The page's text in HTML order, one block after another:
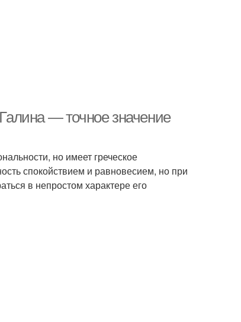
Галина — точное значение
но имеет греческое
спокойствием и равновесием, но при
в непростом характере его